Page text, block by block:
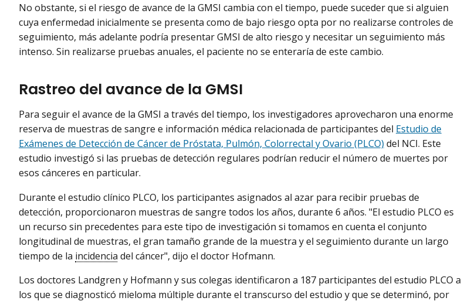
No obstante, si el riesgo de avance de la GMSI cambia con el tiempo, puede suceder que si alguien
cuya enfermedad inicialmente se presenta como de bajo riesgo opta por no realizarse controles de
seguimiento, más adelante podría presentar GMSI de alto riesgo y necesitar un seguimiento más
intenso. Sin realizarse pruebas anuales, el paciente no se enteraría de este cambio.
Rastreo del avance de la GMSI
Para seguir el avance de la GMSI a través del tiempo, los investigadores aprovecharon una enorme
reserva de muestras de sangre e información médica relacionada de participantes del Estudio de
Exámenes de Detección de Cáncer de Próstata, Pulmón, Colorrectal y Ovario (PLCO) del NCI. Este
estudio investigó si las pruebas de detección regulares podrían reducir el número de muertes por
esos cánceres en particular.
Durante el estudio clínico PLCO, los participantes asignados al azar para recibir pruebas de
detección, proporcionaron muestras de sangre todos los años, durante 6 años. "El estudio PLCO es
un recurso sin precedentes para este tipo de investigación si tomamos en cuenta el conjunto
longitudinal de muestras, el gran tamaño grande de la muestra y el seguimiento durante un largo
tiempo de la incidencia del cáncer", dijo el doctor Hofmann.
Los doctores Landgren y Hofmann y sus colegas identificaron a 187 participantes del estudio PLCO a
los que se diagnosticó mieloma múltiple durante el transcurso del estudio y que se determinó, por